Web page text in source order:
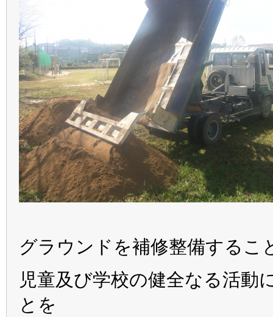
グラウンドを補修整備するこ
児童及び学校の健全なる活動
とを